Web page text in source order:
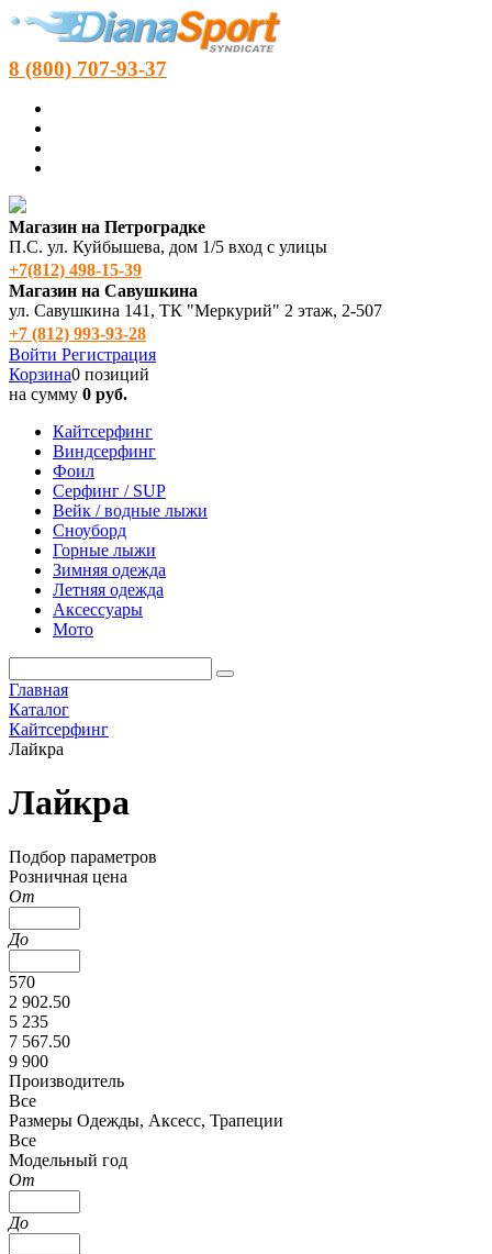
8 (800) 707-93-37
Магазин на Петроградке
П.С. ул. Куйбышева, дом 1/5 вход с улицы
+7(812) 498‑15-39
Магазин на Савушкина
ул. Савушкина 141, ТК "Меркурий" 2 этаж, 2-507
+7 (812) 993-93-28
Войти Регистрация
Корзина0 позиций
на сумму 0 руб.
Кайтсерфинг
Виндсерфинг
Фоил
Серфинг / SUP
Вейк / водные лыжи
Сноуборд
Горные лыжи
Зимняя одежда
Летняя одежда
Аксессуары
Мото
Главная
Каталог
Кайтсерфинг
Лайкра
Лайкра
Подбор параметров
Розничная цена
От
До
570
2 902.50
5 235
7 567.50
9 900
Производитель
Все
Размеры Одежды, Аксесс, Трапеции
Все
Модельный год
От
До